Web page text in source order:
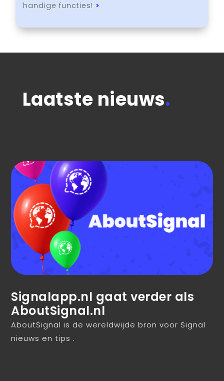
handige functies! >
Laatste nieuws.
Signalapp.nl gaat verder als
AboutSignal.nl
AboutSignal is de wereldwijde bron voor Signal
nieuws en tips .